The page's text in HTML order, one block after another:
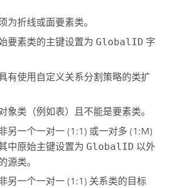
为折线或面要素类。
要素类的主键设置为GlobalID 字
有使用自定义关系分割策略的类扩
象类（例如表）且不能是要素类。
另一个一对一 (1:1) 或一对多 (1:M)
中原始主键设置为GlobalID 以外
源类。
另一个一对一 (1:1) 关系类的目标